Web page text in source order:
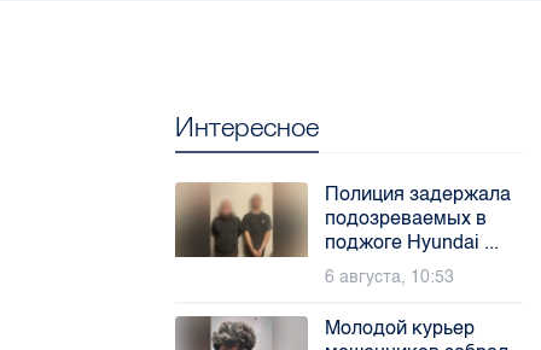
Интересное
Полиция задержала
подозреваемых в
поджоге Hyundai ...
6 августа, 10:53
Молодой курьер